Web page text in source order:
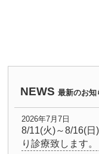
NEWS 最新のお知
2026年7月7日
8/11(火)～8/16(
り診療致します。